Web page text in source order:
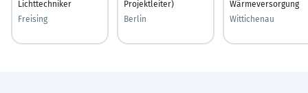
Lichttechniker
Freising
Projektleiter)
Berlin
Wärmeversorgung
Wittichenau